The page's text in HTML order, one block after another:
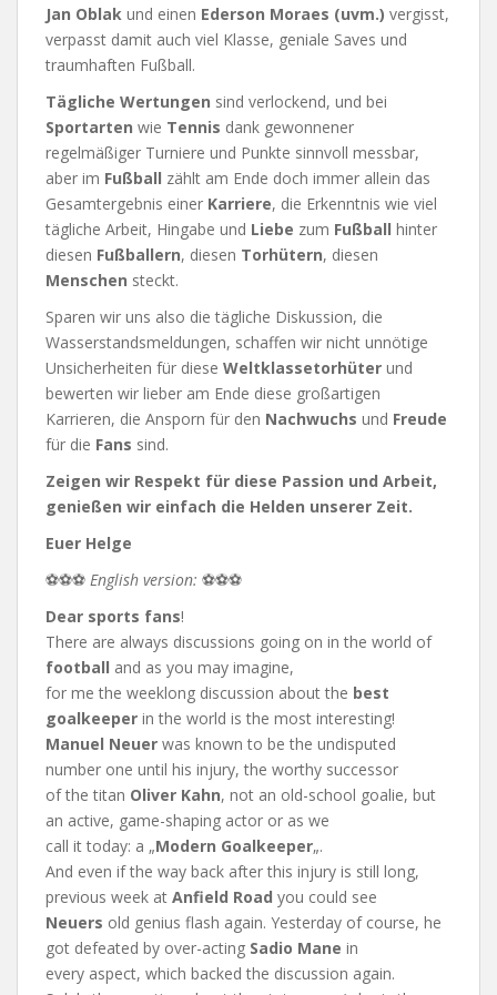
Jan Oblak und einen Ederson Moraes (uvm.) vergisst,
verpasst damit auch viel Klasse, geniale Saves und
traumhaften Fußball.
Tägliche Wertungen sind verlockend, und bei
Sportarten wie Tennis dank gewonnener
regelmäßiger Turniere und Punkte sinnvoll messbar,
aber im Fußball zählt am Ende doch immer allein das
Gesamtergebnis einer Karriere, die Erkenntnis wie viel
tägliche Arbeit, Hingabe und Liebe zum Fußball hinter
diesen Fußballern, diesen Torhütern, diesen
Menschen steckt.
Sparen wir uns also die tägliche Diskussion, die
Wasserstandsmeldungen, schaffen wir nicht unnötige
Unsicherheiten für diese Weltklassetorhüter und
bewerten wir lieber am Ende diese großartigen
Karrieren, die Ansporn für den Nachwuchs und Freude
für die Fans sind.
Zeigen wir Respekt für diese Passion und Arbeit,
genießen wir einfach die Helden unserer Zeit.
Euer Helge
⚽⚽⚽ English version: ⚽⚽⚽
Dear sports fans!
There are always discussions going on in the world of
football and as you may imagine,
for me the weeklong discussion about the best
goalkeeper in the world is the most interesting!
Manuel Neuer was known to be the undisputed
number one until his injury, the worthy successor
of the titan Oliver Kahn, not an old-school goalie, but
an active, game-shaping actor or as we
call it today: a „Modern Goalkeeper„.
And even if the way back after this injury is still long,
previous week at Anfield Road you could see
Neuers old genius flash again. Yesterday of course, he
got defeated by over-acting Sadio Mane in
every aspect, which backed the discussion again.